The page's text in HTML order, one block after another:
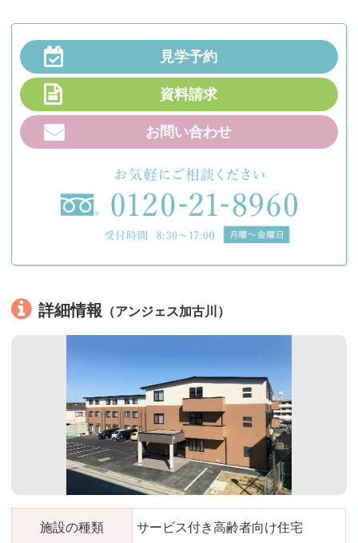
見学予約
資料請求
お問い合わせ
詳細情報 （アンジェス加古川）
施設の種類 サービス付き高齢者向け住宅